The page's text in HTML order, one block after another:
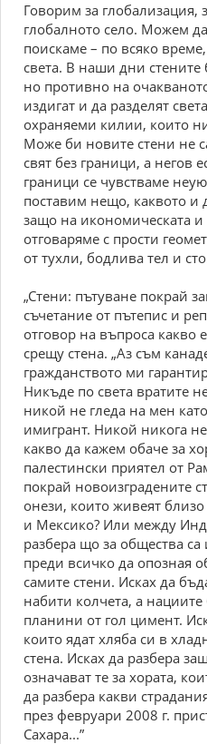
Говорим за глобализация,
глобалното село. Можем
поискаме – по всяко
света. В наши дни стените
но противно на
издигат и да разделят
охраняеми килии, които
Може би новите стени не
свят без граници, а негов
граници се чувстваме
поставим нещо, каквото и
защо на икономическата и
отговаряме с прости
от тухли, бодлива тел и
„Стени: пътуване покрай
съчетание от пътепис и
отговор на въпроса какво
срещу стена. „Аз съм
гражданството ми
Никъде по света вратите
никой не гледа на мен
имигрант. Никой никога
какво да кажем обаче за
палестински приятел от
покрай новоизградените
онези, които живеят
и Мексико? Или между
разбера що за общества
преди всичко да опозная
самите стени. Исках да
набити колчета, а
планини от гол цимент.
които ядат хляба си в
стена. Исках да разбера
означават те за хората,
да разбера какви
през февруари 2008 г.
Сахара...”